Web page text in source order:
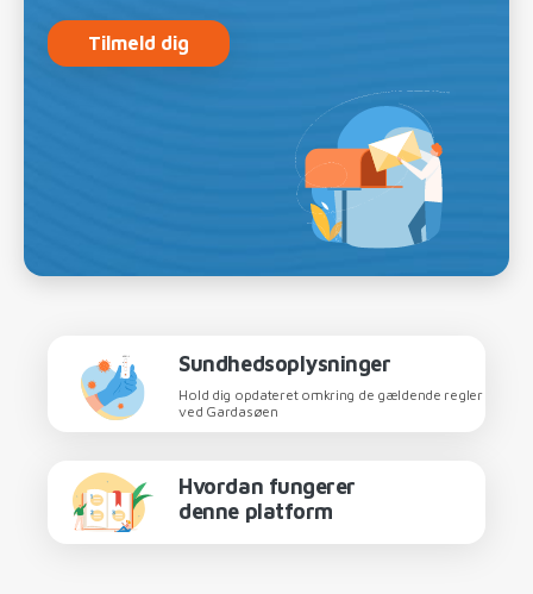
Tilmeld dig
Sundhedsoplysninger
Hold dig opdateret omkring de gældende regler
ved Gardasøen
Hvordan fungerer
denne platform